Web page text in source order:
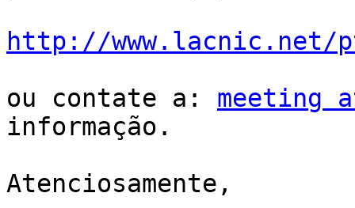
http://www.lacnic.net/
ou contate a: meeting
informação.
Atenciosamente,